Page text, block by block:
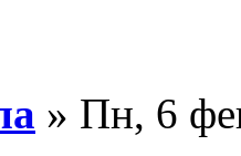
» Пн, 6